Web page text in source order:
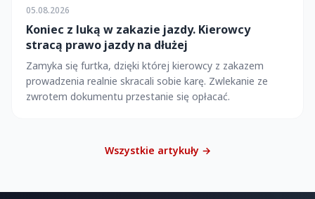
05.08.2026
Koniec z luką w zakazie jazdy. Kierowcy
stracą prawo jazdy na dłużej
Zamyka się furtka, dzięki której kierowcy z zakazem
prowadzenia realnie skracali sobie karę. Zwlekanie ze
zwrotem dokumentu przestanie się opłacać.
Wszystkie artykuły →